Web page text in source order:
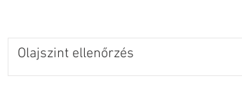
Olajszint ellenőrzés